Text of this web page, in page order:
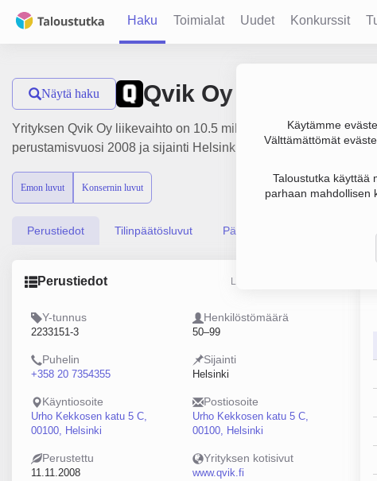
Haku Toimialat Uudet Konkurssit
Käytämme
Välttämättömät
Taloustutka käyttää
parhaan mahdollisen
Näytä haku Qvik Oy
Yrityksen Qvik Oy liikevaihto on 10.5 milj. €, tulos -318 000 € ja
perustamisvuosi 2008 ja sijainti Helsinki. Yrityksen yhtiömuoto
Emon luvut Konsernin luvut
Perustiedot Tilinpäätösluvut Päättäjätiedot
Perustiedot Lähde: YTJ, PRH, Traficom
Y-tunnus
2233151-3
Henkilöstömäärä
50–99
Puhelin
+358 20 7354355
Sijainti
Helsinki
Käyntiosoite
Urho Kekkosen katu 5 C,
00100, Helsinki
Postiosoite
Urho Kekkosen katu 5 C,
00100, Helsinki
Perustettu
11.11.2008
Yrityksen kotisivut
www.qvik.fi